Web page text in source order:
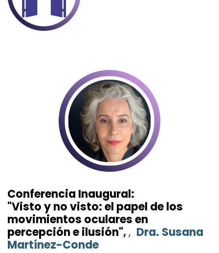
Conferencia Inaugural:
"Visto y no visto: el papel de los
movimientos oculares en
percepción e ilusión",, Dra. Susana
Martínez-Conde